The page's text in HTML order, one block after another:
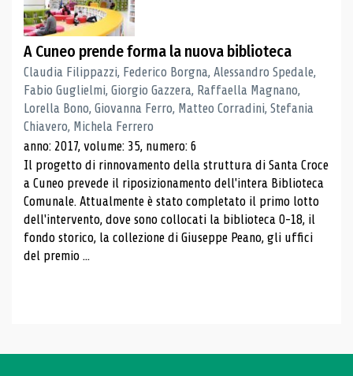
A Cuneo prende forma la nuova biblioteca
Claudia Filippazzi, Federico Borgna, Alessandro Spedale,
Fabio Guglielmi, Giorgio Gazzera, Raffaella Magnano,
Lorella Bono, Giovanna Ferro, Matteo Corradini, Stefania
Chiavero, Michela Ferrero
anno: 2017, volume: 35, numero: 6
Il progetto di rinnovamento della struttura di Santa Croce
a Cuneo prevede il riposizionamento dell'intera Biblioteca
Comunale. Attualmente è stato completato il primo lotto
dell'intervento, dove sono collocati la biblioteca 0-18, il
fondo storico, la collezione di Giuseppe Peano, gli uffici
del premio ...